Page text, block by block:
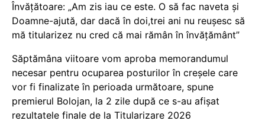
Învățătoare: „Am zis iau ce este. O să fac naveta și
Doamne-ajută, dar dacă în doi,trei ani nu reușesc să
mă titularizez nu cred că mai rămân în învățământ”
Săptămâna viitoare vom aproba memorandumul
necesar pentru ocuparea posturilor în creșele care
vor fi finalizate în perioada următoare, spune
premierul Bolojan, la 2 zile după ce s-au afișat
rezultatele finale de la Titularizare 2026